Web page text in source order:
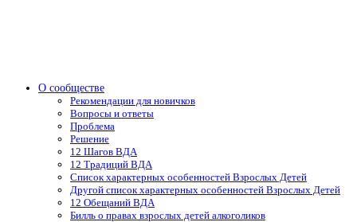
О сообществе
Рекомендации для новичков
Вопросы и ответы
Проблема
Решение
12 Шагов ВДА
12 Традиций ВДА
Список характерных особенностей Взрослых Детей
Другой список характерных особенностей Взрослых Детей
12 Обещаний ВДА
Билль о правах взрослых детей алкоголиков